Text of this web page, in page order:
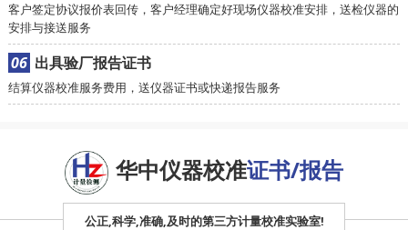
客户签定协议报价表回传，客户经理确定好现场仪器校准安排，送检仪器的
安排与接送服务
06 出具验厂报告证书
结算仪器校准服务费用，送仪器证书或快递报告服务
华中仪器校准证书/报告
公正,科学,准确,及时的第三方计量校准实验室!